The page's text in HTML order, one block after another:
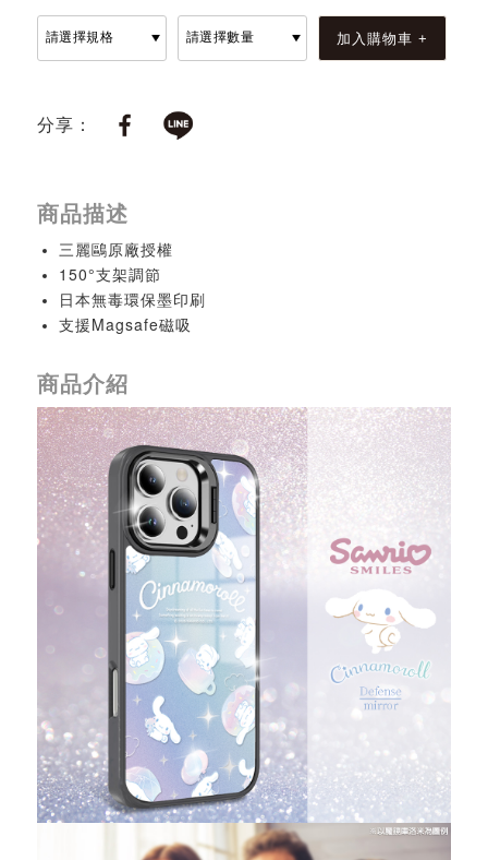
分享：
商品描述
三麗鷗原廠授權
150°支架調節
日本無毒環保墨印刷
支援Magsafe磁吸
商品介紹